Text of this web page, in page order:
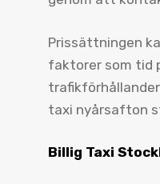
Prissättningen
faktorer som tid
taxi nyårsafton
Billig Taxi